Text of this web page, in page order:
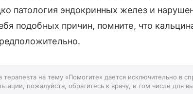
патология эндокринных желез и
подобных причин, помните, что
терапевта на тему «Помогите» дается исключительно в
пожалуйста, обратитесь к врачу, в том числе для